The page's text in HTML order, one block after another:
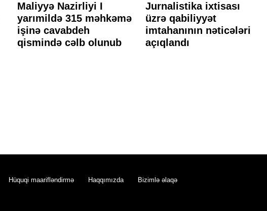
Maliyyə Nazirliyi I
yarımildə 315 məhkəmə
işinə cavabdeh
qismində cəlb olunub
Jurnalistika ixtisası
üzrə qabiliyyət
imtahanının nəticələri
açıqlandı
Hüquqi maarifləndirmə Haqqımızda Bizimlə əlaqə